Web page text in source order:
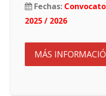
Fechas:
2025 / 2026
MÁS